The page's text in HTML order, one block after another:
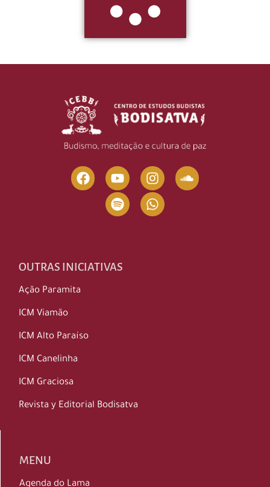
OUTRAS INICIATIVAS
Ação Paramita
ICM Viamão
ICM Alto Paraíso
ICM Canelinha
ICM Graciosa
Revista y Editorial Bodisatva
MENU
Agenda do Lama